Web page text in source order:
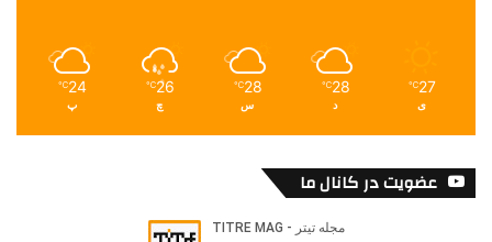
27
℃
ی
28
℃
د
28
℃
س
26
℃
چ
24
℃
پ
عضویت در کانال ما